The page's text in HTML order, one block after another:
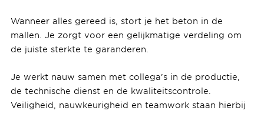
Wanneer alles gereed is, stort je het beton in de
mallen. Je zorgt voor een gelijkmatige verdeling om
de juiste sterkte te garanderen.
Je werkt nauw samen met collega’s in de productie,
de technische dienst en de kwaliteitscontrole.
Veiligheid, nauwkeurigheid en teamwork staan hierbij